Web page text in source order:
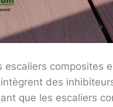
composites
des
que les escaliers